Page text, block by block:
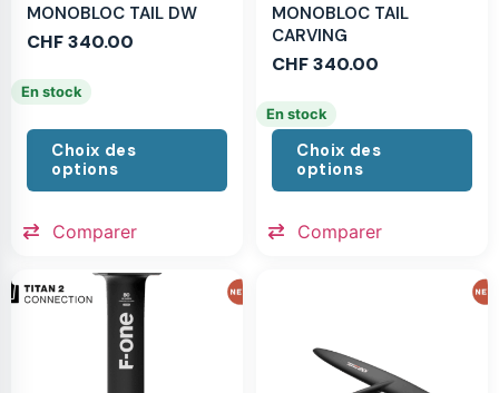
MONOBLOC TAIL DW
CHF340.00
En stock
Choix des
options
Comparer
MONOBLOC TAIL
CARVING
CHF340.00
En stock
Choix des
options
Comparer